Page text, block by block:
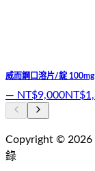
威而鋼口溶片/錠 100mg
— NT$9,000
Copyright © 2026
錄